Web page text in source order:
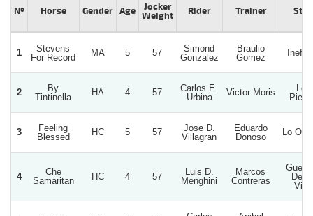
Nº Horse Gender Age
Jocker
Weight
Rider Trainer Stud
1
Stevens
For Record
MA 5 57
Simond
Gonzalez
Braulio
Gomez
2
By
Tintinella
HA 4 57
Carlos E.
Urbina
Victor Moris
Los
3
Feeling
Blessed
HC 5 57
Jose D.
Villagran
Eduardo
Donoso
Lo
4
Che
Samaritan
HC 4 57
Luis D.
Menghini
Marcos
Contreras
De
Vida